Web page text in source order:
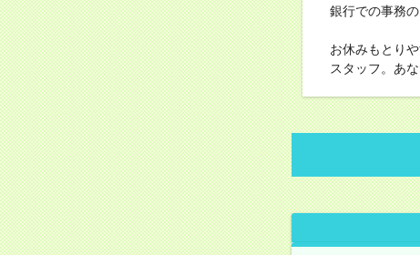
銀行での事務の
お休みもとり
スタッフ。あ